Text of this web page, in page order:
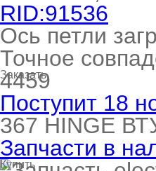
RID:91536
Ось петли
Точное
Заказать
4459
Поступит 18
367 HINGE
Запчасти в
Купить